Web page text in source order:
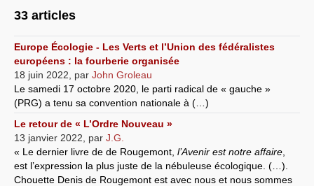
33 articles
Europe Écologie - Les Verts et l’Union des fédéralistes
européens : la fourberie organisée
18 juin 2022
par John Groleau
Le samedi 17 octobre 2020, le parti radical de « gauche »
(PRG) a tenu sa convention nationale à (…)
Le retour de « L’Ordre Nouveau »
13 janvier 2022
par J.G.
« Le dernier livre de de Rougemont, l’Avenir est notre affaire
est l’expression la plus juste de la nébuleuse écologique. (…).
Chouette Denis de Rougemont est avec nous et nous sommes